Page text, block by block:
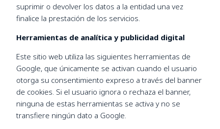
suprimir o devolver los datos a la entidad una vez
finalice la prestación de los servicios.
Herramientas de analítica y publicidad digital
Este sitio web utiliza las siguientes herramientas de
Google, que únicamente se activan cuando el usuario
otorga su consentimiento expreso a través del banner
de cookies. Si el usuario ignora o rechaza el banner,
ninguna de estas herramientas se activa y no se
transfiere ningún dato a Google.